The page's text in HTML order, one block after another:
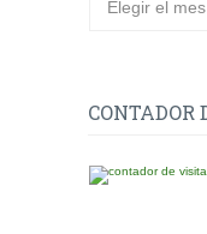
CONTADOR